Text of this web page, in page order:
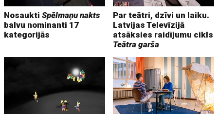
NosauktiSpēlmaņu nakts
balvu nominanti 17
kategorijās
Par teātri, dzīvi un laiku.
Latvijas Televīzijā
atsāksies raidījumu cikls
Teātra garša